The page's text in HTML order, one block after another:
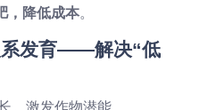
，降低成本。
系发育——解决“低
、激发作物潜能